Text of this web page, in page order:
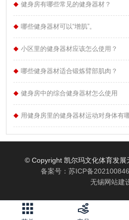
健身房有哪些常见的健身器材？
哪些健身器材可以“增肌”。
小区里的健身器材应该怎么使用？
哪些健身器材适合锻炼臂部肌肉？
健身房中的综合健身器材怎么使用
用健身房里的健身器材运动对身体有
© Copyright 凯尔玛文化体育发展
备案号： 苏ICP备
无锡网站建